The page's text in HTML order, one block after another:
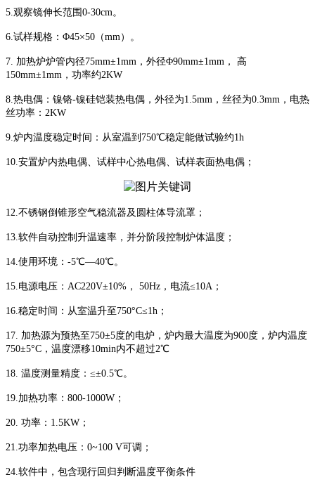
5.观察镜伸长范围0-30cm。
6.试样规格：Φ45×50（mm）。
7. 加热炉炉管内径75mm±1mm，外径Φ90mm±1mm， 高
150mm±1mm，功率约2KW
8.热电偶：镍铬-镍硅铠装热电偶，外径为1.5mm，丝径为0.3mm，电热
丝功率：2KW
9.炉内温度稳定时间：从室温到750℃稳定能做试验约1h
10.安置炉内热电偶、试样中心热电偶、试样表面热电偶；
12.不锈钢倒锥形空气稳流器及圆柱体导流罩；
13.软件自动控制升温速率，并分阶段控制炉体温度；
14.使用环境：-5℃—40℃。
15.电源电压：AC220V±10%， 50Hz，电流≤10A；
16.稳定时间：从室温升至750°C≤1h；
17. 加热源为预热至750±5度的电炉，炉内最大温度为900度，炉内温度
750±5°C，温度漂移10min内不超过2℃
18. 温度测量精度：≤±0.5℃。
19.加热功率：800-1000W；
20. 功率：1.5KW；
21.功率加热电压：0~100 V可调；
24.软件中，包含现行回归判断温度平衡条件